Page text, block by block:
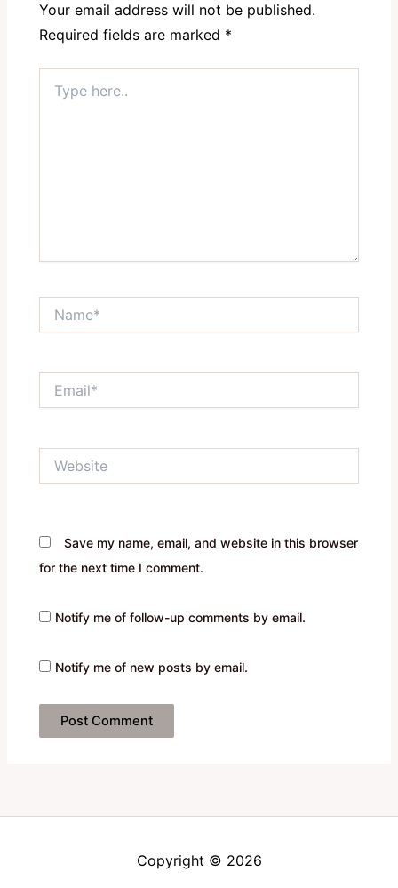
Your email address will not be published.
Required fields are marked *
here..
Save my name, email, and website in this browser
for the next time I comment.
Notify me of follow-up comments by email.
Notify me of new posts by email.
Copyright © 2026